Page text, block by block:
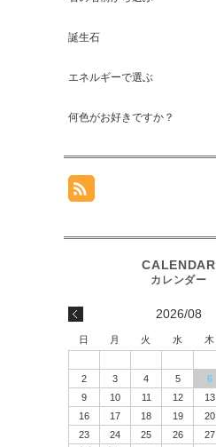
誕生石
エネルギーで選ぶ
何色がお好きですか？
2026/08
日 月 火 水 木
2
3 4 5 6
9
10 11 12 13
16
17 18 19 20
23
24 25 26 27